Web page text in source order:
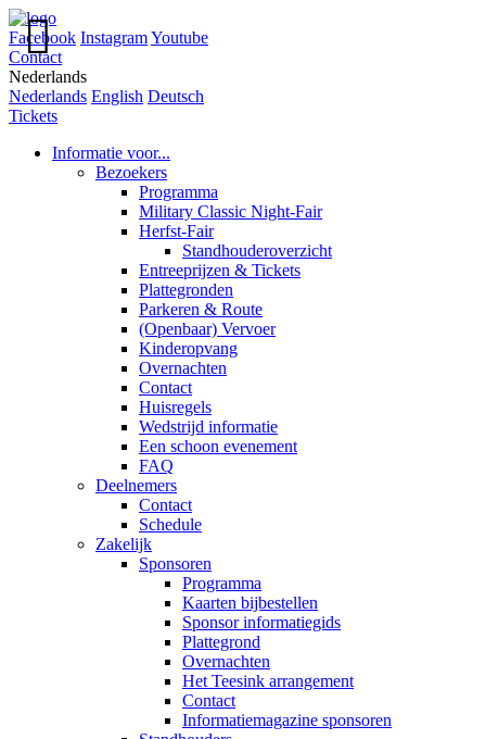
Facebook InstagramYoutube
Contact
Nederlands
Nederlands English Deutsch
Tickets
Informatie voor...
Bezoekers
Programma
Military Classic Night-Fair
Herfst-Fair
Standhouderoverzicht
Entreeprijzen & Tickets
Plattegronden
Parkeren & Route
(Openbaar) Vervoer
Kinderopvang
Overnachten
Contact
Huisregels
Wedstrijd informatie
Een schoon evenement
FAQ
Deelnemers
Contact
Schedule
Zakelijk
Sponsoren
Programma
Kaarten bijbestellen
Sponsor informatiegids
Plattegrond
Overnachten
Het Teesink arrangement
Contact
Informatiemagazine sponsoren
